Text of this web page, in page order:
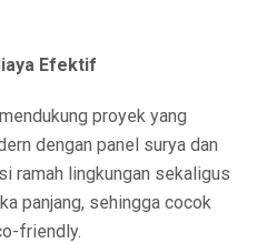
Efektif
proyek yang
dengan panel surya dan
ramah lingkungan sekaligus
panjang, sehingga cocok
friendly.